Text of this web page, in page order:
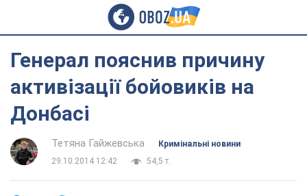
Генерал пояснив причину
активізації бойовиків на
Донбасі
Тетяна Гайжевська
Кримінальні новини
29.10.2014 12:42
54,5 т.